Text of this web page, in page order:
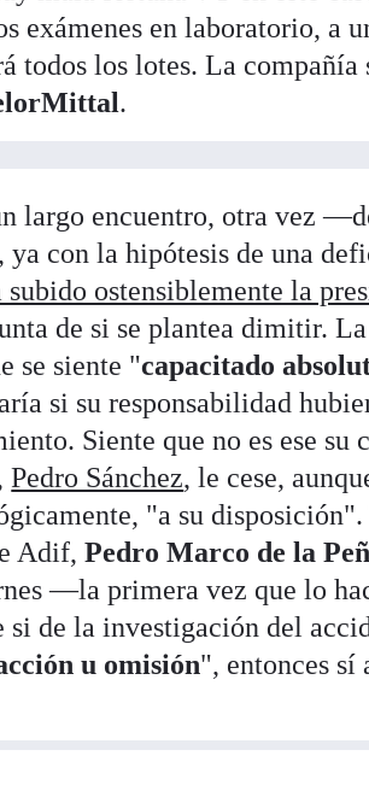
exámenes en laboratorio, a
todos los lotes. La compañía
.
largo encuentro, otra vez
con la hipótesis de una
subido ostensiblemente la
de si se plantea dimitir. La
se siente "capacitado
si su responsabilidad
Siente que no es ese su
Pedro Sánchez, le cese,
"a su
Adif,Pedro Marco de la
—la primera vez que lo
de la investigación del
u omisión", entonces sí